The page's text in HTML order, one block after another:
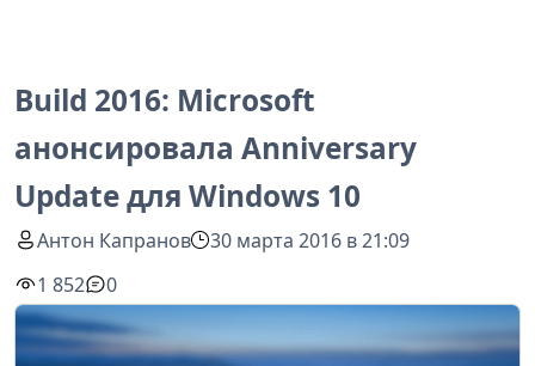
Build 2016: Microsoft
анонсировала Anniversary
Update для Windows 10
Антон Капранов
30 марта 2016 в 21:09
1 852
0